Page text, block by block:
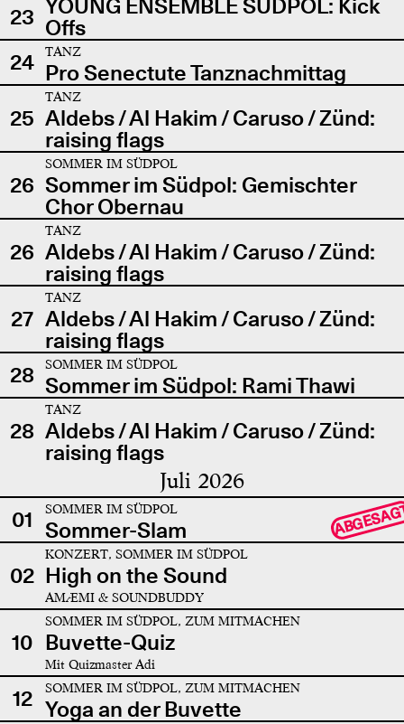
23 YOUNG ENSEMBLE SÜDPOL: Kick
Offs
24
TANZ
Pro Senectute Tanznachmittag
25
TANZ
Aldebs / Al Hakim / Caruso / Zünd:
raising flags
26
SOMMER IM SÜDPOL
Sommer im Südpol: Gemischter
Chor Obernau
26
TANZ
Aldebs / Al Hakim / Caruso / Zünd:
raising flags
27
TANZ
Aldebs / Al Hakim / Caruso / Zünd:
raising flags
28
SOMMER IM SÜDPOL
Sommer im Südpol: Rami Thawi
28
TANZ
Aldebs / Al Hakim / Caruso / Zünd:
raising flags
Juli 2026
01 SOMMER IM SÜDPOL
Sommer-Slam
02
KONZERT, SOMMER IM SÜDPOL
High on the Sound
AMÆMI & SOUNDBUDDY
10
SOMMER IM SÜDPOL, ZUM MITMACHEN
Buvette-Quiz
Mit Quizmaster Adi
12 SOMMER IM SÜDPOL, ZUM MITMACHEN
Yoga an der Buvette